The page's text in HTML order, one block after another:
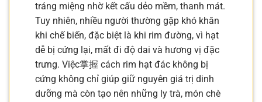
tráng miệng nhờ kết cấu dẻo mềm, thanh mát.
Tuy nhiên, nhiều người thường gặp khó khăn
khi chế biến, đặc biệt là khi rim đường, vì hạt
dễ bị cứng lại, mất đi độ dai và hương vị đặc
trưng. Việc掌握 cách rim hạt đác không bị
cứng không chỉ giúp giữ nguyên giá trị dinh
dưỡng mà còn tạo nên những ly trà, món chè